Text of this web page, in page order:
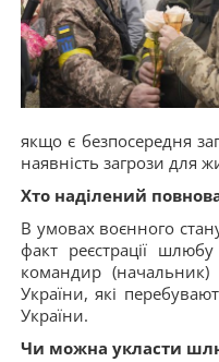
якщо є безпосередня
наявність загрози для
Хто наділений
В умовах воєнного
факт реєстрації
командир
України, які
України.
Чи можна укласти